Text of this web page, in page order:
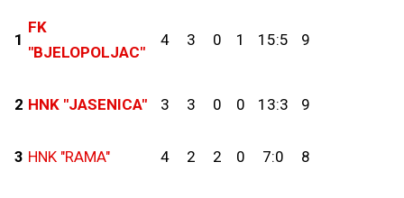
1
FK
"BJELOPOLJAC"
4 3 0 1 15:5 9
2 HNK "JASENICA" 3 3 0 0 13:3 9
3 HNK "RAMA" 4 2 2 0 7:0 8